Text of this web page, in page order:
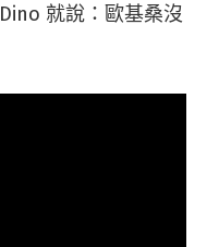
就說：歐基桑沒